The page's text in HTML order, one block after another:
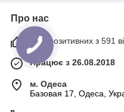
Про нас
97% позитивних з 591
Працює з 26.08.2018
м. Одеса
Базовая 17, Одеса,